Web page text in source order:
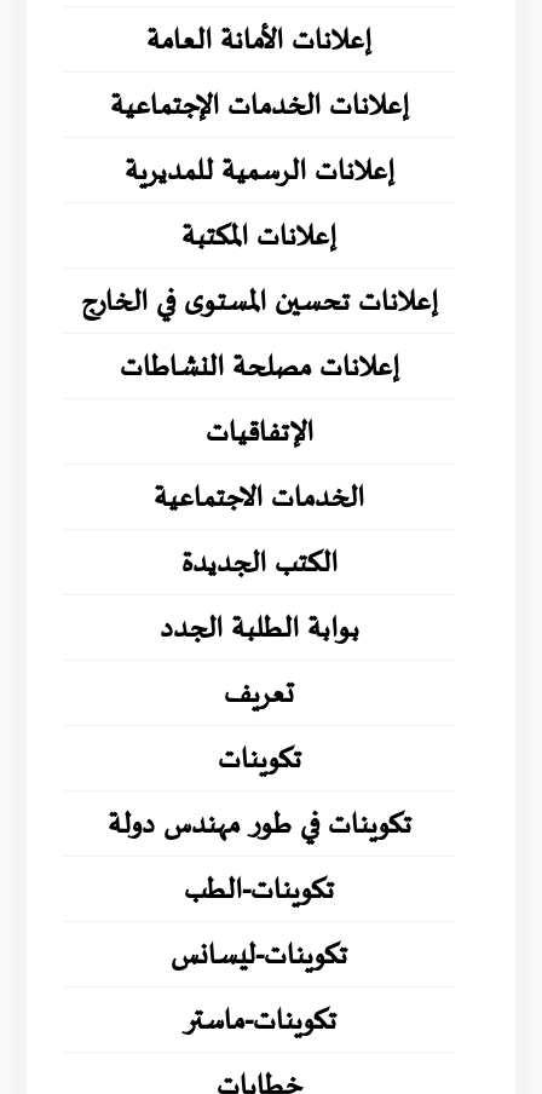
إعلانات الأمانة العامة
إعلانات الخدمات الإجتماعية
إعلانات الرسمية للمديرية
إعلانات المكتبة
إعلانات تحسين المستوى في الخارج
إعلانات مصلحة النشاطات
الإتفاقيات
الخدمات الاجتماعية
الكتب الجديدة
بوابة الطلبة الجدد
تعريف
تكوينات
تكوينات في طور مهندس دولة
تكوينات-الطب
تكوينات-ليسانس
تكوينات-ماستر